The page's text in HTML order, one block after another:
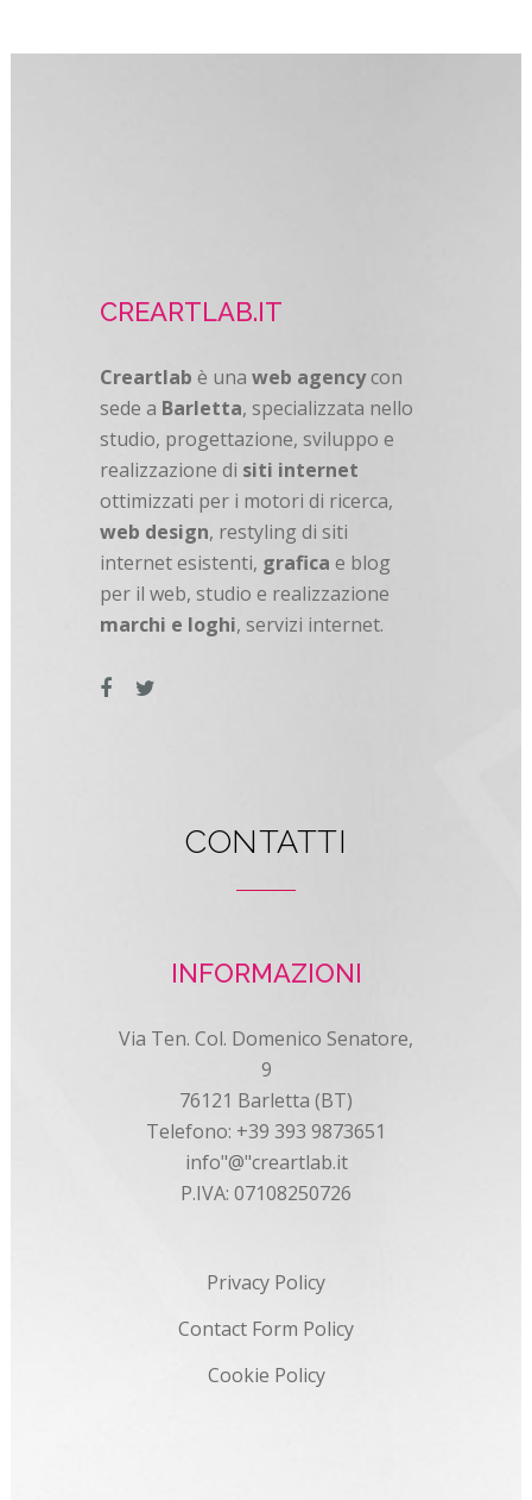
CREARTLAB.IT
Creartlab è una web agencycon
sede a Barletta, specializzata nello
studio, progettazione, sviluppo e
realizzazione di siti internet
ottimizzati per i motori di ricerca,
web design, restyling di siti
internet esistenti, grafica e blog
per il web, studio e realizzazione
marchi e loghi, servizi internet.
CONTATTI
INFORMAZIONI
Via Ten. Col. Domenico Senatore,
9
76121 Barletta (BT)
Telefono: +39 393 9873651
info"@"creartlab.it
P.IVA: 07108250726
Privacy Policy
Contact Form Policy
Cookie Policy